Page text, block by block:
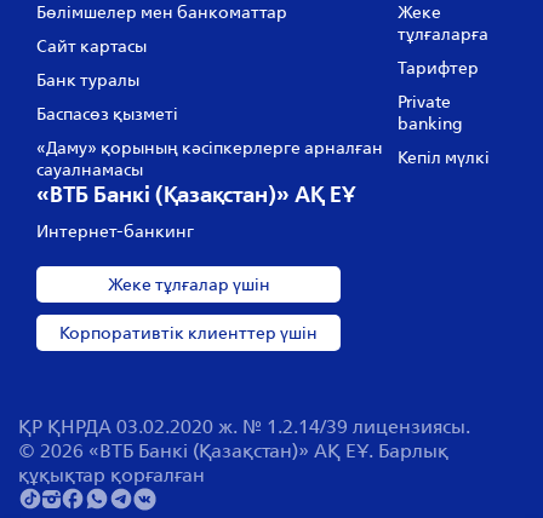
Бөлімшелер мен банкоматтар
Сайт картасы
Банк туралы
Баспасөз қызметі
«Даму» қорының кәсіпкерлерге арналған
сауалнамасы
Жеке
тұлғаларға
Тарифтер
Private
banking
Кепіл мүлкі
«ВТБ Банкі (Қазақстан)» АҚ ЕҰ
Интернет-банкинг
Жеке тұлғалар үшін
Корпоративтік клиенттер үшін
ҚР ҚНРДА 03.02.2020 ж. № 1.2.14/39 лицензиясы.
© 2026 «ВТБ Банкі (Қазақстан)» АҚ ЕҰ. Барлық
құқықтар қорғалған